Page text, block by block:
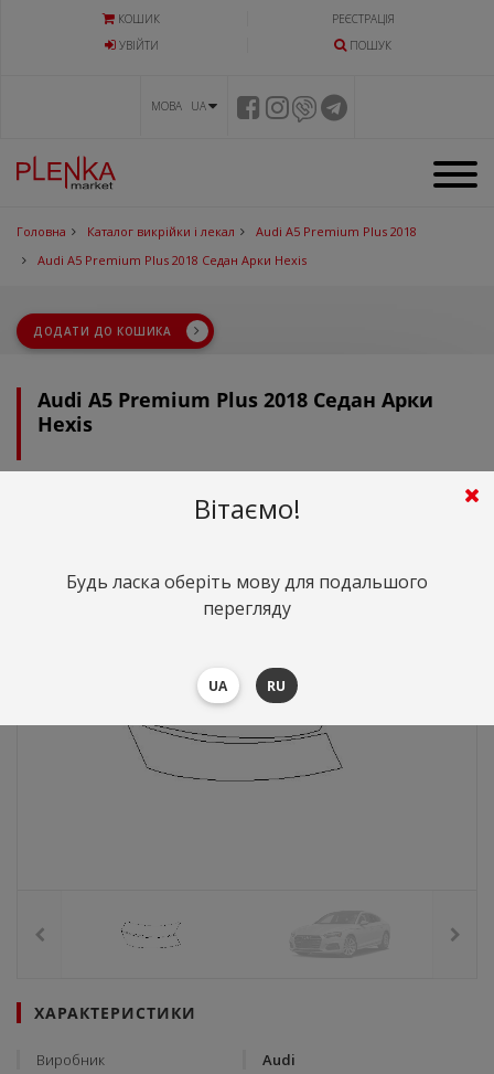
КОШИК
РЕЄСТРАЦІЯ
УВIЙТИ
ПОШУК
МОВА UA
Головна Каталог викрійки і лекал
Audi A5 Premium Plus 2018
Audi A5 Premium Plus 2018 Седан Арки Hexis
ДОДАТИ ДО КОШИКА
Audi A5 Premium Plus 2018 Седан Арки
Hexis
грн.
ХАРАКТЕРИСТИКИ
Виробник
Audi
Вітаємо!
Будь ласка оберіть мову для подальшого
перегляду
UA RU